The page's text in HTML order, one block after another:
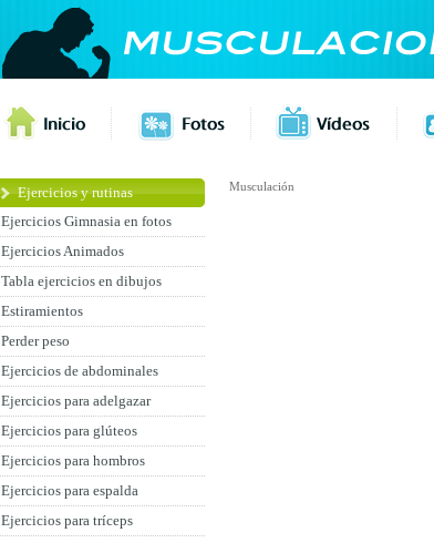
Ejercicios y rutinas
Ejercicios Gimnasia en fotos
Ejercicios Animados
Tabla ejercicios en dibujos
Estiramientos
Perder peso
Ejercicios de abdominales
Ejercicios para adelgazar
Ejercicios para glúteos
Ejercicios para hombros
Ejercicios para espalda
Ejercicios para tríceps
Musculación